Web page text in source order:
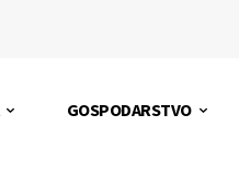
GOSPODARSTVO